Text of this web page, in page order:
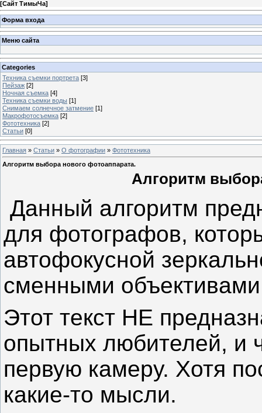
[Сайт ТимыЧа]
Форма входа
Меню сайта
Categories
Техника съемки портрета [3]
Пейзаж [2]
Ночная съемка [4]
Техника съемки воды [1]
Снимаем солнечное затмение [1]
Макрофотосъемка [2]
Фототехника [2]
Статьи [0]
Главная » Статьи » О фотографии » Фототехника
Алгоритм выбора нового фотоаппарата.
Алгоритм
Данный алгоритм
для фотографов,
автофокусной
сменными
Этот текст НЕ
опытных любителей, и
первую камеру. Хотя
какие-то мысли.